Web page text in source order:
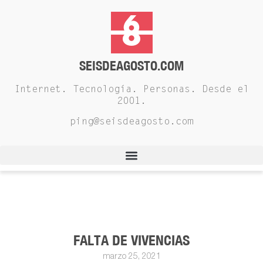
SEISDEAGOSTO.COM
Internet. Tecnología. Personas. Desde el
2001.
ping@seisdeagosto.com
FALTA DE VIVENCIAS
marzo 25, 2021